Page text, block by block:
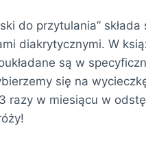
do przytulania”
diakrytycznymi. W
są w
się na
razy w miesiącu w